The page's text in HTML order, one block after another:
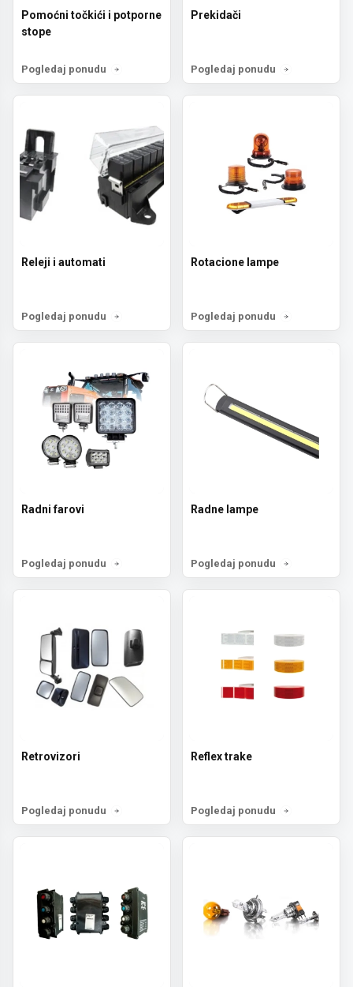
Pomoćni točkići i potporne
stope
Pogledaj ponudu
Prekidači
Pogledaj ponudu
Releji i automati
Pogledaj ponudu
Rotacione lampe
Pogledaj ponudu
Radni farovi
Pogledaj ponudu
Radne lampe
Pogledaj ponudu
Retrovizori
Pogledaj ponudu
Reflex trake
Pogledaj ponudu